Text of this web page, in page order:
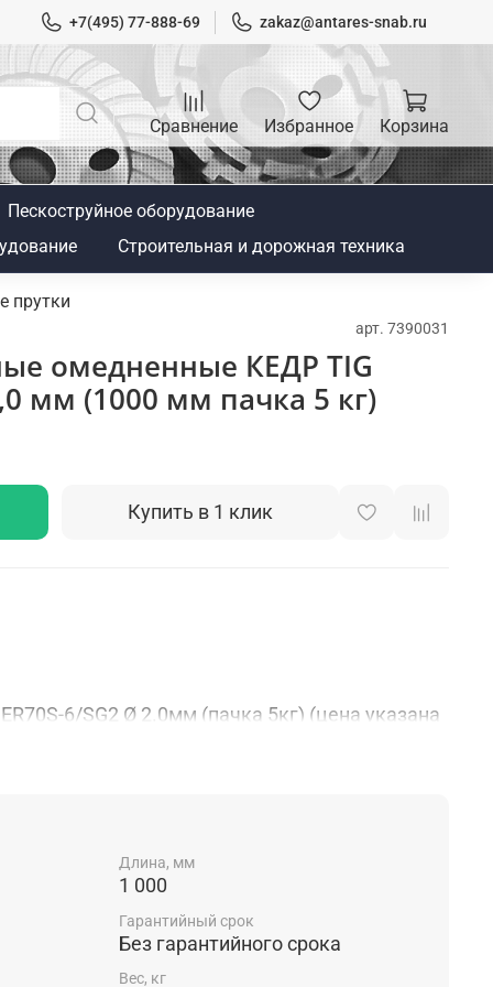
+7(495) 77-888-69 zakaz@antares-snab.ru
Сравнение Избранное Корзина
Пескоструйное оборудование
Строительная и дорожная техника
прутки
арт. 7390031
омедненные КЕДР TIG
мм (1000 мм пачка 5 кг)
Купить в 1 клик
6/SG2 Ø 2.0мм (пачка 5кг) (цена указана
сварке металлоконструкций, корпусов судов
конструкциях, сварочный пруток является
надежных сварных конструкций.
Длина, мм
1 000
Гарантийный срок
Без гарантийного срока
Вес, кг